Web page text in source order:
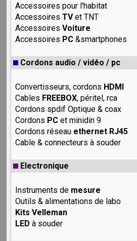
Accessoires pour l'habitat
AccessoiresTVet TNT
AccessoiresVoiture
Accessoires PC &smartphones
Cordons audio / vidéo / pc
Convertisseurs, cordons HDMI
Cables FREEBOX, péritel, rca
Cordons spdif Optique & coax
Cordons PC et minidin 9
Cordons réseau ethernet RJ45
Cable & connecteurs à souder
Electronique
Instruments de mesure
Outils & alimentations de labo
Kits Velleman
LED à souder